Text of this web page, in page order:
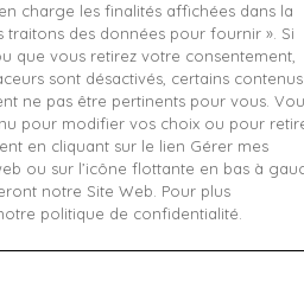
Echange et
Paiement sécurisé
Contactez-nous
Retourner ma
charge les finalités affichées dans la
traitons des données pour fournir ». Si
que vous retirez votre consentement,
sont désactivés, certains
ne pas être pertinents pour vous.
pour modifier vos choix ou pour
en cliquant sur le lien Gérer mes
ou sur l’icône flottante en bas à
notre Site Web. Pour plus
politique de confidentialité.